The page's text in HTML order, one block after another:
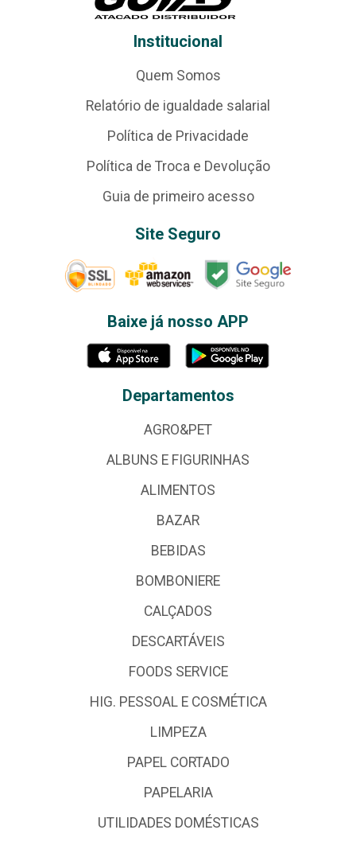
Institucional
Quem Somos
Relatório de igualdade salarial
Política de Privacidade
Política de Troca e Devolução
Guia de primeiro acesso
Site Seguro
Baixe já nosso APP
Departamentos
AGRO&PET
ALBUNS E FIGURINHAS
ALIMENTOS
BAZAR
BEBIDAS
BOMBONIERE
CALÇADOS
DESCARTÁVEIS
FOODS SERVICE
HIG. PESSOAL E COSMÉTICA
LIMPEZA
PAPEL CORTADO
PAPELARIA
UTILIDADES DOMÉSTICAS